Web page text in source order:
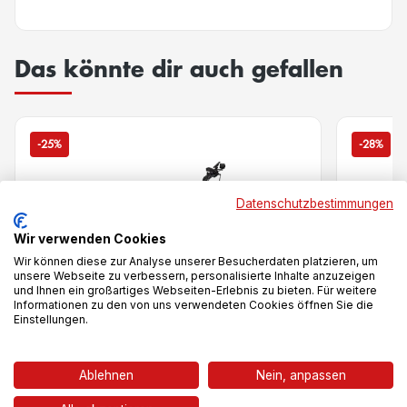
Das könnte dir auch gefallen
-25% -28%
Datenschutzbestimmungen
Wir verwenden Cookies
Wir können diese zur Analyse unserer Besucherdaten platzieren, um
unsere Webseite zu verbessern, personalisierte Inhalte anzuzeigen
und Ihnen ein großartiges Webseiten-Erlebnis zu bieten. Für weitere
Informationen zu den von uns verwendeten Cookies öffnen Sie die
Einstellungen.
Ablehnen Nein, anpassen